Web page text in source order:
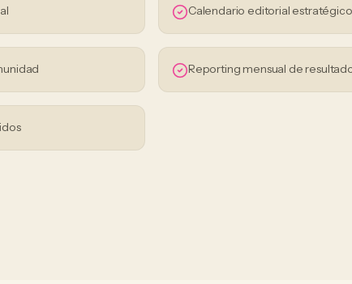
Calendario editorial estratégico
Reporting mensual de